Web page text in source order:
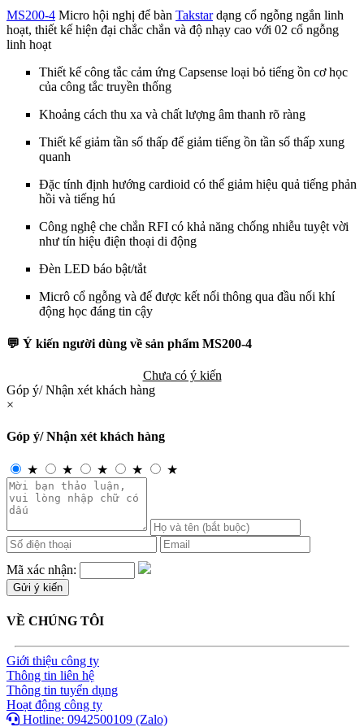
MS200-4 Micro hội nghị để bàn Takstardạng cổ ngỗng ngắn linh
hoạt, thiết kế hiện đại chắc chắn và độ nhạy cao với 02 cổ ngỗng
linh hoạt
Thiết kế công tắc cảm ứng Capsense loại bỏ tiếng ồn cơ học
của công tắc truyền thống
Khoảng cách thu xa và chất lượng âm thanh rõ ràng
Thiết kế giảm tần số thấp để giảm tiếng ồn tần số thấp xung
quanh
Đặc tính định hướng cardioid có thể giảm hiệu quả tiếng phản
hồi và tiếng hú
Công nghệ che chắn RFI có khả năng chống nhiễu tuyệt vời
như tín hiệu điện thoại di động
Đèn LED báo bật/tắt
Micrô cổ ngỗng và đế được kết nối thông qua đầu nối khí
động học đáng tin cậy
💬 Ý kiến người dùng về sản phẩm MS200-4
Chưa có ý kiến
Góp ý/ Nhận xét khách hàng
×
Góp ý/ Nhận xét khách hàng
★ ★ ★ ★ ★
Mã xác nhận:
VỀ CHÚNG TÔI
Giới thiệu công ty
Thông tin liên hệ
Thông tin tuyển dụng
Hoạt động công ty
Hotline: 0942500109 (Zalo)